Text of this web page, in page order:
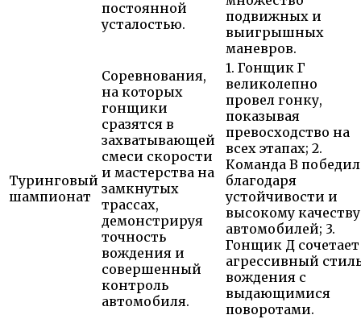
постоянной
усталостью.
подвижных и
выигрышных
маневров.
Туринговый
шампионат
Соревнования,
на которых
гонщики
сразятся в
захватывающей
смеси ​​скорости
и мастерства на
замкнутых
трассах,
демонстрируя
точность
вождения и
совершенный
контроль
автомобиля.
1. Гонщик Г
великолепно
провел гонку,
показывая
превосходство на
всех этапах; 2.
Команда В
благодаря
устойчивости и
высокому качеству
автомобилей; 3.
Гонщик Д сочетает
агрессивный
вождения с
выдающимися
поворотами.